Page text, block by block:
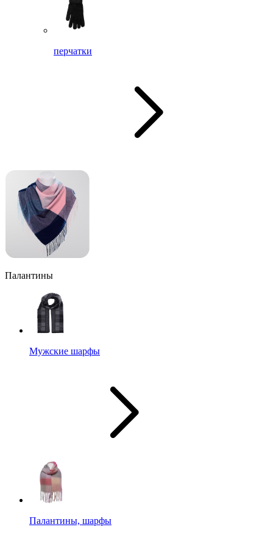
перчатки
Палантины
Мужские шарфы
Палантины, шарфы